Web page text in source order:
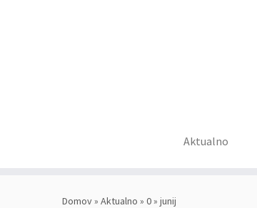
Aktualno
Domov» Aktualno » 0» junij